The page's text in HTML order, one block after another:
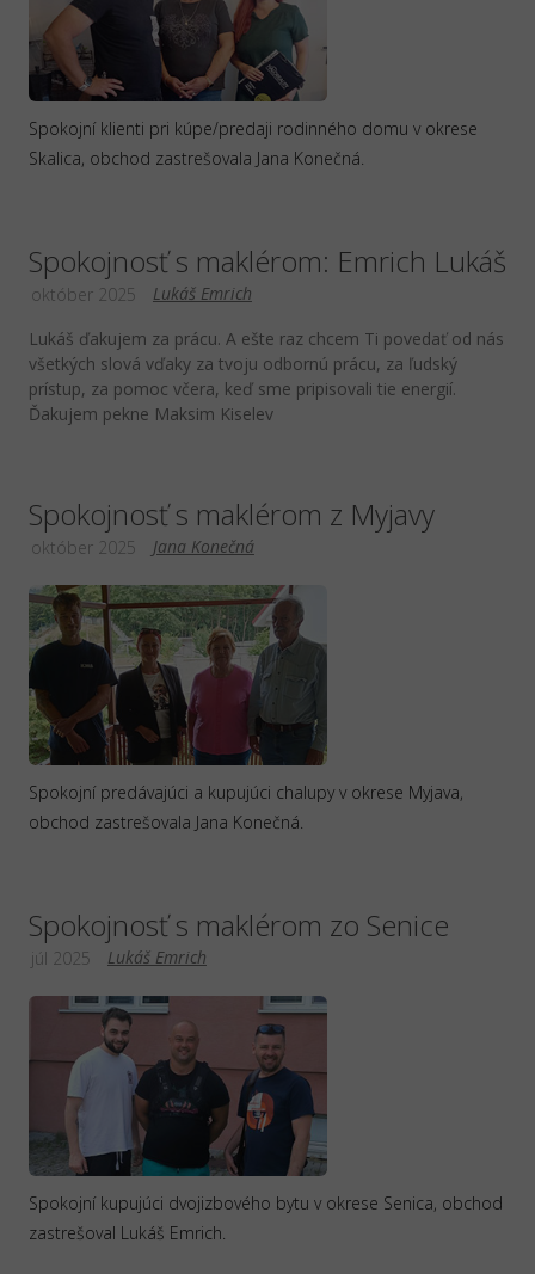
Spokojní klienti pri kúpe/predaji rodinného domu v okrese
Skalica, obchod zastrešovala Jana Konečná.
Spokojnosť s maklérom: Emrich Lukáš
Lukáš Emrich
október 2025
Lukáš ďakujem za prácu. A ešte raz chcem Ti povedať od nás
všetkých slová vďaky za tvoju odbornú prácu, za ľudský
prístup, za pomoc včera, keď sme pripisovali tie energií.
Ďakujem pekne Maksim Kiselev
Spokojnosť s maklérom z Myjavy
Jana Konečná
október 2025
Spokojní predávajúci a kupujúci chalupy v okrese Myjava,
obchod zastrešovala Jana Konečná.
Spokojnosť s maklérom zo Senice
Lukáš Emrich
júl 2025
Spokojní kupujúci dvojizbového bytu v okrese Senica, obchod
zastrešoval Lukáš Emrich.